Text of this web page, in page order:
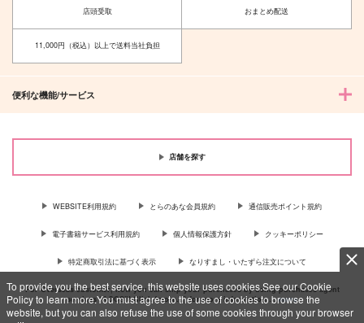
To provide you the best service, this website uses cookies.See our Cookie
Policy to learn more.You must agree to the use of cookies to browse the
website, but you can also refuse the use of some cookies through your browser
店頭受取 おまとめ配送
11,000円（税込）以上で送料当社負担
便利な機能/サービス
店舗を探す
WEBSITE利用規約 とらのあな会員規約 通信販売ポイント規約
電子書籍サービス利用規約 個人情報保護方針 クッキーポリシー
特定商取引法に基づく表示 なりすまし・いたずら注文について
For Overseas customer, now you can ship your purchases by using purchases agent
services “AOCS”! Click {more…} for more information …more